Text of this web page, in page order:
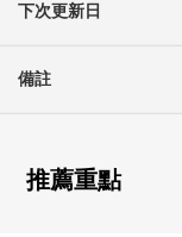
下次更新日
備註
推薦重點